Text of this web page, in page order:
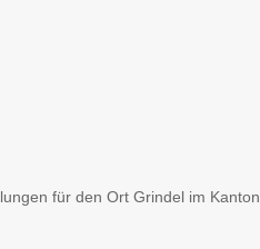
für den Ort Grindel im Kanton